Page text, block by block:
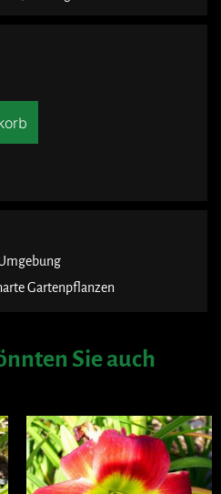
Gartenpflanzen
Sie auch